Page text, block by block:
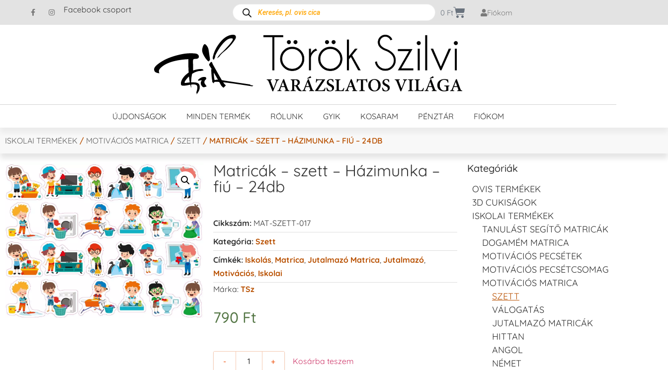
Facebook csoport 0 Ft Fiókom
ÚJDONSÁGOK MINDEN TERMÉK RÓLUNK GYIK KOSARAM PÉNZTÁR FIÓKOM
ISKOLAI TERMÉKEK / MOTIVÁCIÓS MATRICA / SZETT / MATRICÁK – SZETT – HÁZIMUNKA – FIÚ – 24DB
Matricák – szett – Házimunka –
fiú – 24db
Cikkszám: MAT-SZETT-017
Kategória: Szett
Címkék: Iskolás, Matrica Jutalmazó Matrica Jutalmazó,
Motivációs, Iskolai
Márka: TSz
790 Ft
- + Kosárba teszem
Kategóriák
OVIS TERMÉKEK
3D CUKISÁGOK
ISKOLAI TERMÉKEK
TANULÁST SEGÍTŐ MATRICÁK
DOGAMÉM MATRICA
MOTIVÁCIÓS PECSÉTEK
MOTIVÁCIÓS PECSÉTCSOMAG
MOTIVÁCIÓS MATRICA
SZETT
VÁLOGATÁS
JUTALMAZÓ MATRICÁK
HITTAN
ANGOL
NÉMET